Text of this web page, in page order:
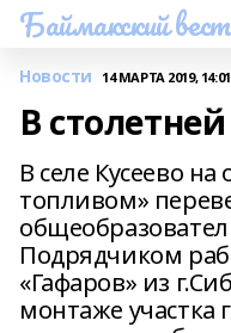
Баймакский
Новости 14 МАРТА 2019, 14:01
В
В селе Кусеево
топливом»
Подрядчиком
«Гафаров» из
монтаже участка